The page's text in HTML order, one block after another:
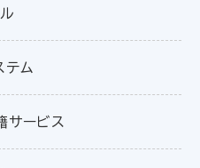
テム
サービス